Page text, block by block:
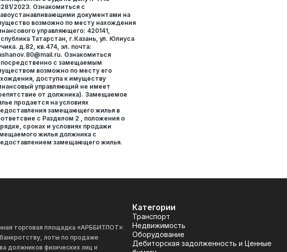
2023. Ознакомиться с
документами на
возможно по месту нахождения
управляющего: 420141,
Татарстан, г.Казань, ул. Юлиуса
д.82, кв.474, эл. почта:
Ознакомиться
с замещаемым
возможно по месту его
доступа к имуществу
управляющий не имеет
от должника). Замещаемое
продается на условиях
замещающего жилья в
с Разделом 2 , положения о
сроках и условиях продажи
жилья должника с
замещающего жилья.
торговая площадка «АРББИТЛОТ»:
лоты по продаже
должников физических лиц и
Категории
Транспорт
Недвижимость
Оборудование
Дебиторская задолженность и Ценные